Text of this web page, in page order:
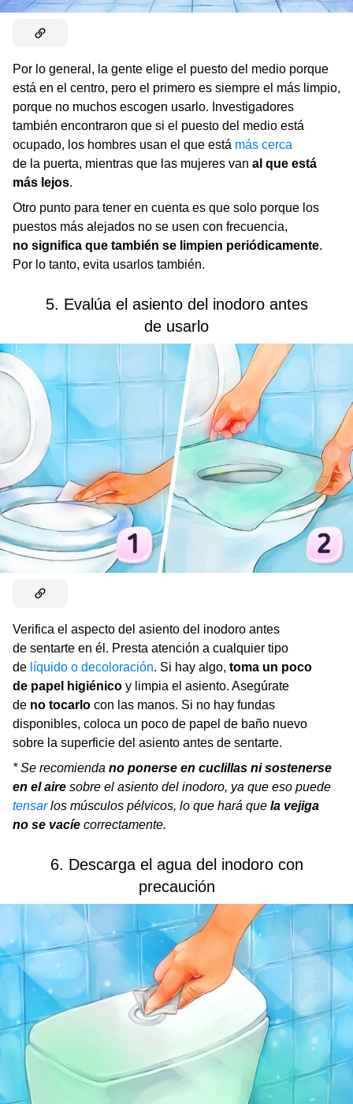
Por lo general, la gente elige el puesto del medio porque
está en el centro, pero el primero es siempre el más limpio,
porque no muchos escogen usarlo. Investigadores
también encontraron que si el puesto del medio está
ocupado, los hombres usan el que está más cerca
de la puerta, mientras que las mujeres van al que está
más lejos.
Otro punto para tener en cuenta es que solo porque los
puestos más alejados no se usen con frecuencia,
no significa que también se limpien periódicamente.
Por lo tanto, evita usarlos también.
5. Evalúa el asiento del inodoro antes
de usarlo
Verifica el aspecto del asiento del inodoro antes
de sentarte en él. Presta atención a cualquier tipo
de líquido o decoloración. Si hay algo, toma un poco
de papel higiénico y limpia el asiento. Asegúrate
de no tocarlo con las manos. Si no hay fundas
disponibles, coloca un poco de papel de baño nuevo
sobre la superficie del asiento antes de sentarte.
* Se recomienda no ponerse en cuclillas ni sostenerse
en el aire sobre el asiento del inodoro, ya que eso puede
tensarlos músculos pélvicos, lo que hará que la vejiga
no se vacíe correctamente.
6. Descarga el agua del inodoro con
precaución